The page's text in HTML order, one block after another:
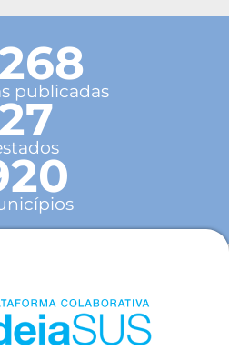
publicadas